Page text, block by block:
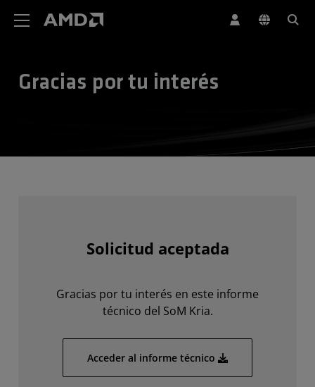
Gracias por tu interés
Solicitud aceptada
Gracias por tu interés en este informe
técnico del SoM Kria.
Acceder al informe técnico